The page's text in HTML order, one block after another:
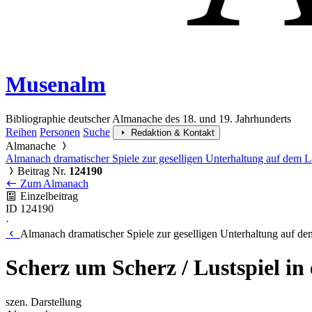
Musenalm
Bibliographie deutscher Almanache des 18. und 19. Jahrhunderts
Reihen Personen Suche Redaktion & Kontakt
Almanache
Almanach dramatischer Spiele zur geselligen Unterhaltung auf dem
Beitrag Nr. 124190
Zum Almanach
Einzelbeitrag
ID 124190
·
Almanach dramatischer Spiele zur geselligen Unterhaltung auf
Scherz um Scherz / Lustspiel
szen. Darstellung